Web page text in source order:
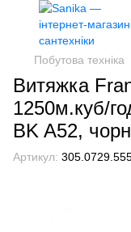
Побутова техніка
Витяжка
1250м.куб/
BK A52,
Артикул: